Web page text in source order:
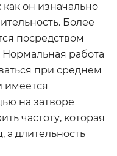
он изначально
Более
посредством
Нормальная работа
при среднем
имеется
на затворе
частоту, которая
а длительность